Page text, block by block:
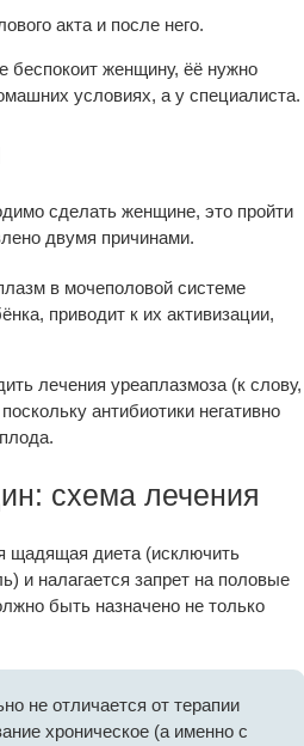
акта и после него.
беспокоит женщину, ёё нужно
условиях, а у специалиста.
сделать женщине, это пройти
двумя причинами.
в мочеполовой системе
приводит к их активизации,
лечения уреаплазмоза (к слову,
антибиотики негативно
схема лечения
щадящая диета (исключить
и налагается запрет на половые
быть назначено не только
не отличается от терапии
хроническое (а именно с